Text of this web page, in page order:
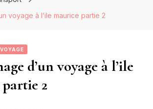
voyage à l’ile maurice partie 2
VOYAGE
d’un voyage à l’ile
2